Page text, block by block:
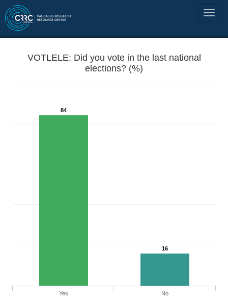
VOTLELE: Did you vote in the last national
elections? (%)
84
16
Yes No